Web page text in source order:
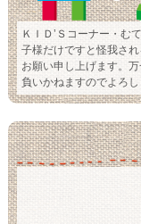
ＫＩＤ’Ｓコーナー・む
子様だけですと怪我さ
お願い申し上げます。
負いかねますのでよろし